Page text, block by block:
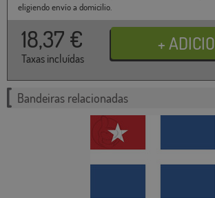
eligiendo envío a domicilio.
18,37 €
Taxas incluídas
Bandeiras relacionadas